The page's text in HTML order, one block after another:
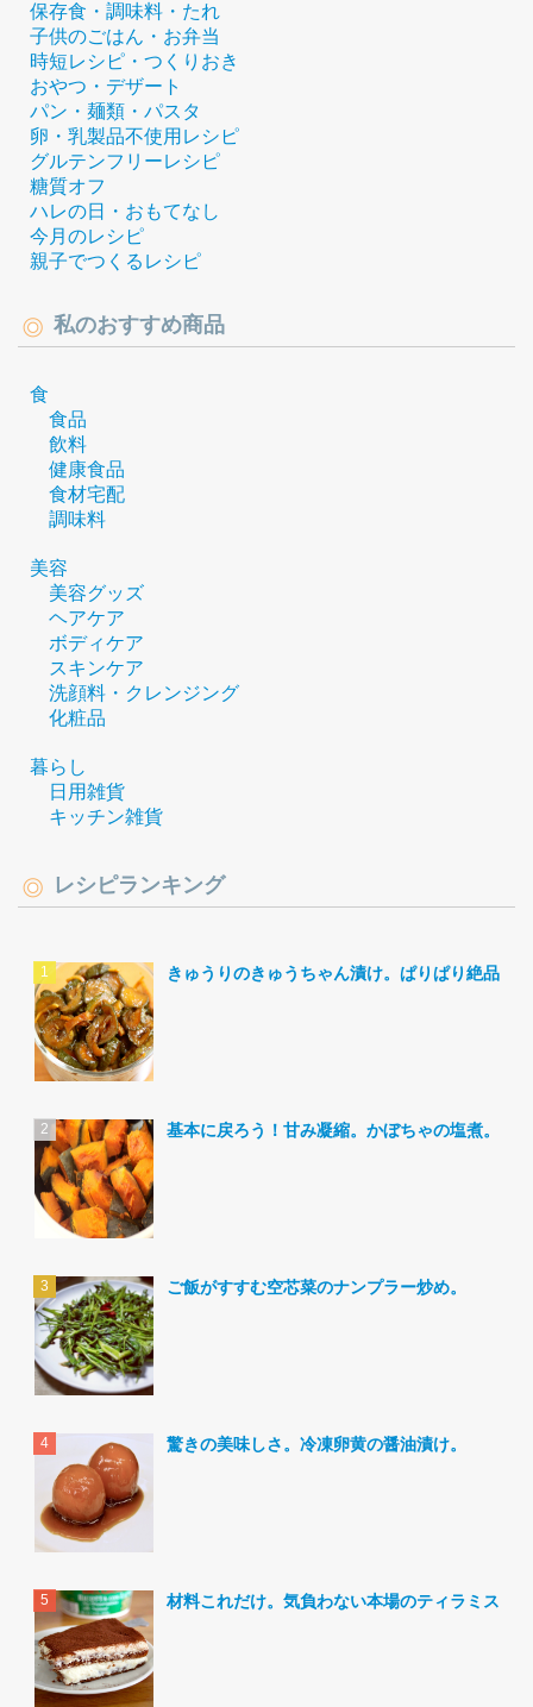
保存食・調味料・たれ
子供のごはん・お弁当
時短レシピ・つくりおき
おやつ・デザート
パン・麺類・パスタ
卵・乳製品不使用レシピ
グルテンフリーレシピ
糖質オフ
ハレの日・おもてなし
今月のレシピ
親子でつくるレシピ
私のおすすめ商品
食
食品
飲料
健康食品
食材宅配
調味料
美容
美容グッズ
ヘアケア
ボディケア
スキンケア
洗顔料・クレンジング
化粧品
暮らし
日用雑貨
キッチン雑貨
レシピランキング
きゅうりのきゅうちゃん漬け。ぱりぱり絶品。
基本に戻ろう！甘み凝縮。かぼちゃの塩煮。
ご飯がすすむ空芯菜のナンプラー炒め。
驚きの美味しさ。冷凍卵黄の醤油漬け。
材料これだけ。気負わない本場のティラミス。